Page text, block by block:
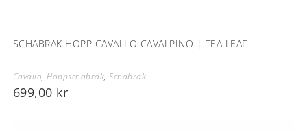
SCHABRAK HOPP CAVALLO CAVALPINO | TEA LEAF
Cavallo,Hoppschabrak,Schabrak
699,00 kr